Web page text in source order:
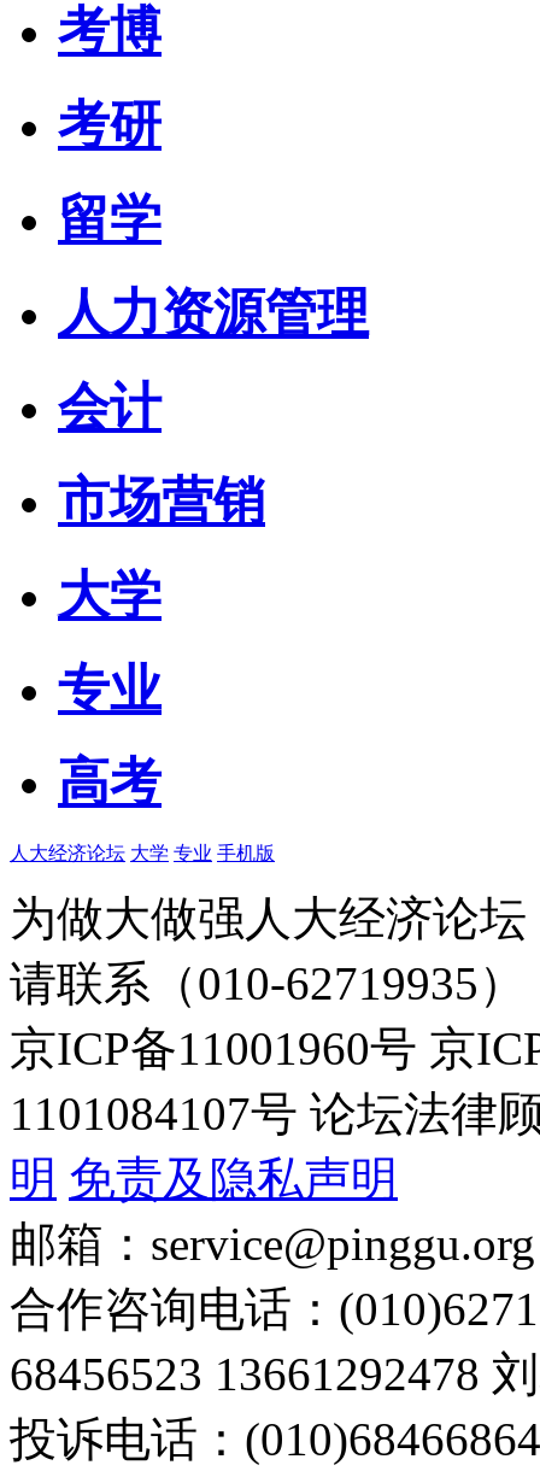
考博
考研
留学
人力资源管理
会计
市场营销
大学
专业
高考
人大经济论坛 大学 专业 手机版
为做大做强人大经济论
请联系（010-62719935）
京ICP备11001960号 京
1101084107号 论坛法律
明 免责及隐私声明
邮箱：service@pinggu.org
合作咨询电话：
68456523 13661292478
投诉电话：